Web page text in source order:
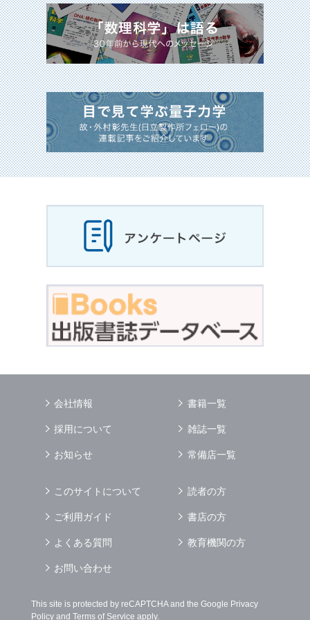
会社情報
採用について
お知らせ
書籍一覧
雑誌一覧
常備店一覧
このサイトについて
ご利用ガイド
よくある質問
お問い合わせ
読者の方
書店の方
教育機関の方
This site is protected by reCAPTCHA and the Google Privacy
Policyand Terms of Service apply.